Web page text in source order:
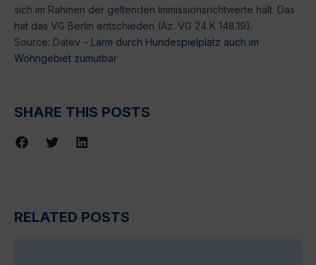
sich im Rahmen der geltenden Immissionsrichtwerte hält. Das
hat das VG Berlin entschieden (Az. VG 24 K 148.19).
Source: Datev – Lärm durch Hundespielplatz auch im
Wohngebiet zumutbar
SHARE THIS POSTS
RELATED POSTS